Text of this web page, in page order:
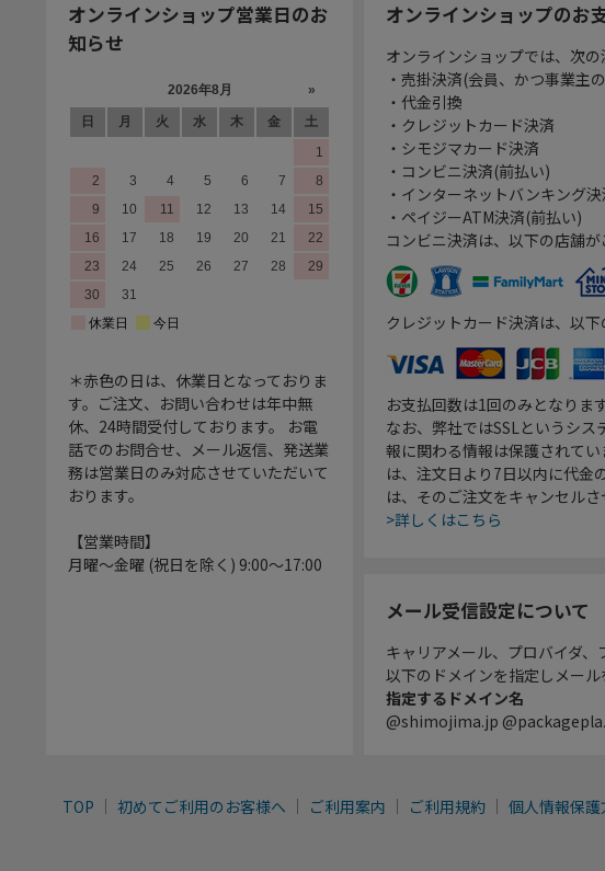
オンラインショップ営業日のお
知らせ
＊赤色の日は、休業日となっておりま
す。ご注文、お問い合わせは年中無
休、24時間受付しております。 お電
話でのお問合せ、メール返信、発送業
務は営業日のみ対応させていただいて
おります。
【営業時間】
月曜～金曜 (祝日を除く) 9:00～17:00
オンラインショップのお
オンラインショップでは、次の
・売掛決済(会員、かつ事業主
・代金引換
・クレジットカード決済
・シモジマカード決済
・コンビニ決済(前払い)
・インターネットバンキング
・ペイジーATM決済(前払い)
コンビニ決済は、以下の店舗が
クレジットカード決済は、以下
お支払回数は1回のみとなりま
なお、弊社ではSSLというシ
報に関わる情報は保護されて
は、注文日より7日以内に代金
は、そのご注文をキャンセルさ
>詳しくはこちら
メール受信設定について
キャリアメール、プロバイダ
以下のドメインを指定しメー
指定するドメイン名
@shimojima.jp
TOP 初めてご利用のお客様へ ご利用案内 ご利用規約 個人情報保護